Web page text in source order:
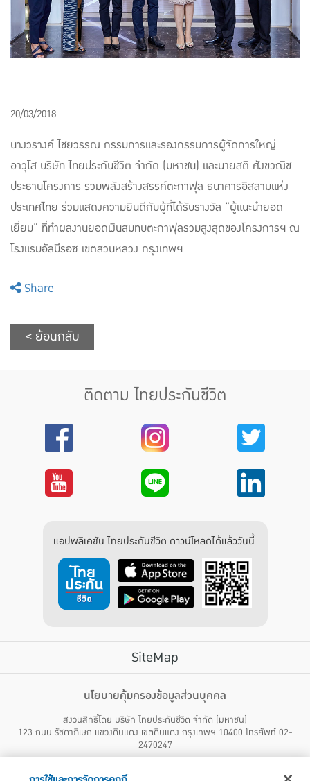
20/03/2018
นางวรางค์ ไชยวรรณ กรรมการและรองกรรมการผู้จัดการใหญ่
อาวุโส บริษัท ไทยประกันชีวิต จำกัด (มหาชน) และนายสติ ศังขวณิช
ประธานโครงการ รวมพลังสร้างสรรค์ตะกาฟุล ธนาคารอิสลามแห่ง
ประเทศไทย ร่วมแสดงความยินดีกับผู้ที่ได้รับรางวัล “ผู้แนะนำยอด
เยี่ยม” ที่ทำผลงานยอดเงินสมทบตะกาฟุลรวมสูงสุดของโครงการฯ ณ
โรงแรมอัลมีรอซ เขตสวนหลวง กรุงเทพฯ
Share
< ย้อนกลับ
ติดตาม ไทยประกันชีวิต
แอปพลิเคชัน ไทยประกันชีวิต ดาวน์โหลดได้แล้ววันนี้
SiteMap
ไทยประกันชีวิต HEALTH CARE SOLUTIONS
สิทธิพิเศษ
แอปพลิเคชัน ไทยประกันชีวิต
ไทยประกันชีวิตแคร์เซ็นเตอร์
นโยบายคุ้มครองข้อมูลส่วนบุคคล
สงวนสิทธิ์โดย บริษัท ไทยประกันชีวิต จำกัด (มหาชน)
123 ถนน รัชดาภิเษก แขวงดินแดง เขตดินแดง กรุงเทพฯ 10400 โทรศัพท์ 02-
2470247
บริษัทฯ ขอแจ้งให้ผู้ใช้บริการทราบว่า บรรดาข้อความ ภาพ เสียง เนื้อหา ชื่อ ชื่อทางการค้า ส่วนประกอบใดๆ